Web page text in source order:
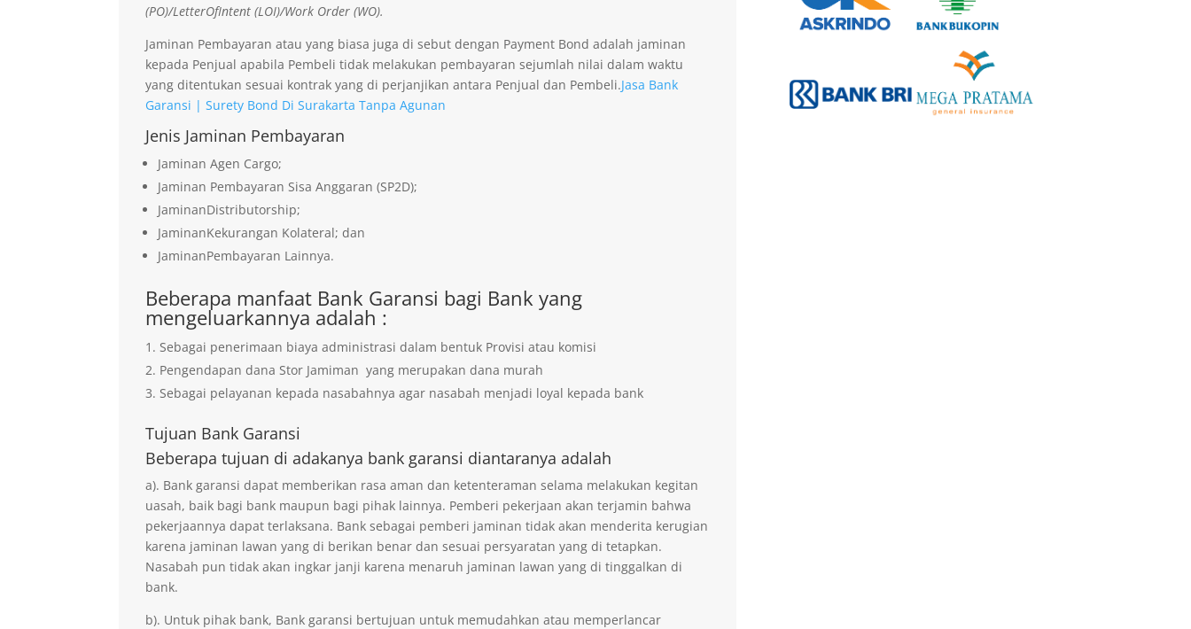
(PO)/LetterOfIntent (LOI)/Work Order (WO).
Jaminan Pembayaran atau yang biasa juga di sebut dengan Payment Bond adalah jaminan
kepada Penjual apabila Pembeli tidak melakukan pembayaran sejumlah nilai dalam waktu
yang ditentukan sesuai kontrak yang di perjanjikan antara Penjual dan Pembeli.Jasa Bank
Garansi | Surety Bond Di Surakarta Tanpa Agunan
Jenis Jaminan Pembayaran
Jaminan Agen Cargo;
Jaminan Pembayaran Sisa Anggaran (SP2D);
JaminanDistributorship;
JaminanKekurangan Kolateral; dan
JaminanPembayaran Lainnya.
Beberapa manfaat Bank Garansi bagi Bank yang
mengeluarkannya adalah :
Sebagai penerimaan biaya administrasi dalam bentuk Provisi atau komisi
Pengendapan dana Stor Jamiman yang merupakan dana murah
Sebagai pelayanan kepada nasabahnya agar nasabah menjadi loyal kepada bank
Tujuan Bank Garansi
Beberapa tujuan di adakanya bank garansi diantaranya adalah
a). Bank garansi dapat memberikan rasa aman dan ketenteraman selama melakukan kegitan
uasah, baik bagi bank maupun bagi pihak lainnya. Pemberi pekerjaan akan terjamin bahwa
pekerjaannya dapat terlaksana. Bank sebagai pemberi jaminan tidak akan menderita kerugian
karena jaminan lawan yang di berikan benar dan sesuai persyaratan yang di tetapkan.
Nasabah pun tidak akan ingkar janji karena menaruh jaminan lawan yang di tinggalkan di
bank.
b). Untuk pihak bank, Bank garansi bertujuan untuk memudahkan atau memperlancar